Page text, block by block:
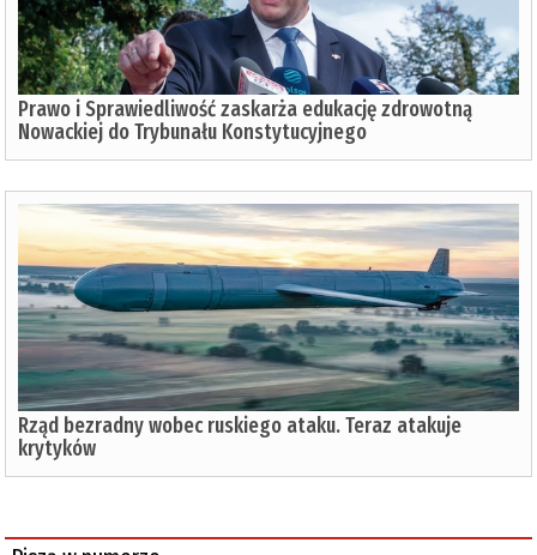
Prawo i Sprawiedliwość zaskarża edukację zdrowotną
Nowackiej do Trybunału Konstytucyjnego
Rząd bezradny wobec ruskiego ataku. Teraz atakuje
krytyków